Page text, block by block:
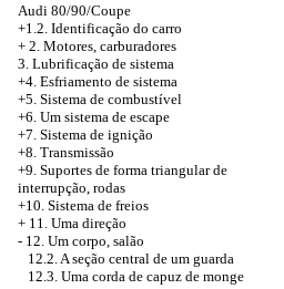
Audi 80/90/Coupe
+1.2. Identificação do carro
+ 2. Motores, carburadores
3. Lubrificação de sistema
+4. Esfriamento de sistema
+5. Sistema de combustível
+6. Um sistema de escape
+7. Sistema de ignição
+8. Transmissão
+9. Suportes de forma triangular de
interrupção, rodas
+10. Sistema de freios
+ 11. Uma direção
- 12. Um corpo, salão
12.2. A seção central de um guarda
12.3. Uma corda de capuz de monge